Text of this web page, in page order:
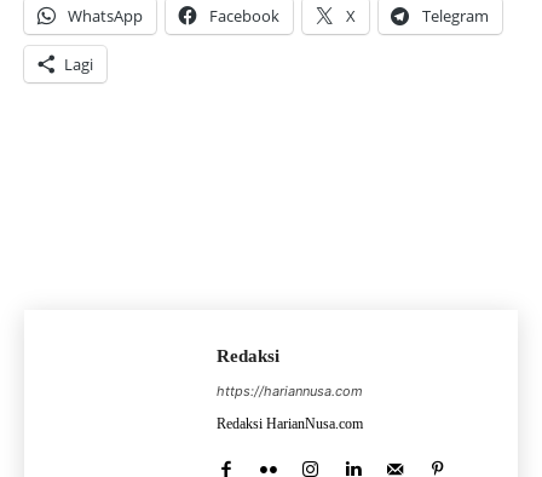
WhatsApp Facebook X Telegram
Lagi
Redaksi
https://hariannusa.com
Redaksi HarianNusa.com